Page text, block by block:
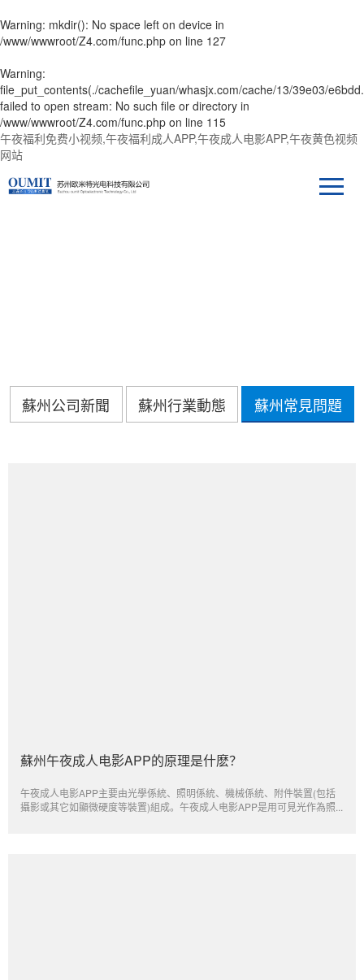
Warning: mkdir(): No space left on device in
/www/wwwroot/Z4.com/func.php on line 127
Warning:
file_put_contents(./cachefile_yuan/whasjx.com/cache/13/39e03/
failed to open stream: No such file or directory in
/www/wwwroot/Z4.com/func.php on line 115
午夜福利免费小视频,午夜福利成人APP,午夜成人电影APP,午夜黄色视频
网站
蘇州公司新聞 蘇州行業動態 蘇州常見問題
蘇州午夜成人电影APP的原理是什麽？
午夜成人电影APP主要由光學係統、照明係統、機械係統、附件裝置(包括
攝影或其它如顯微硬度等裝置)組成。午夜成人电影APP是用可見光作為照...